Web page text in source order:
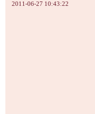
2011-06-27 10:43:22